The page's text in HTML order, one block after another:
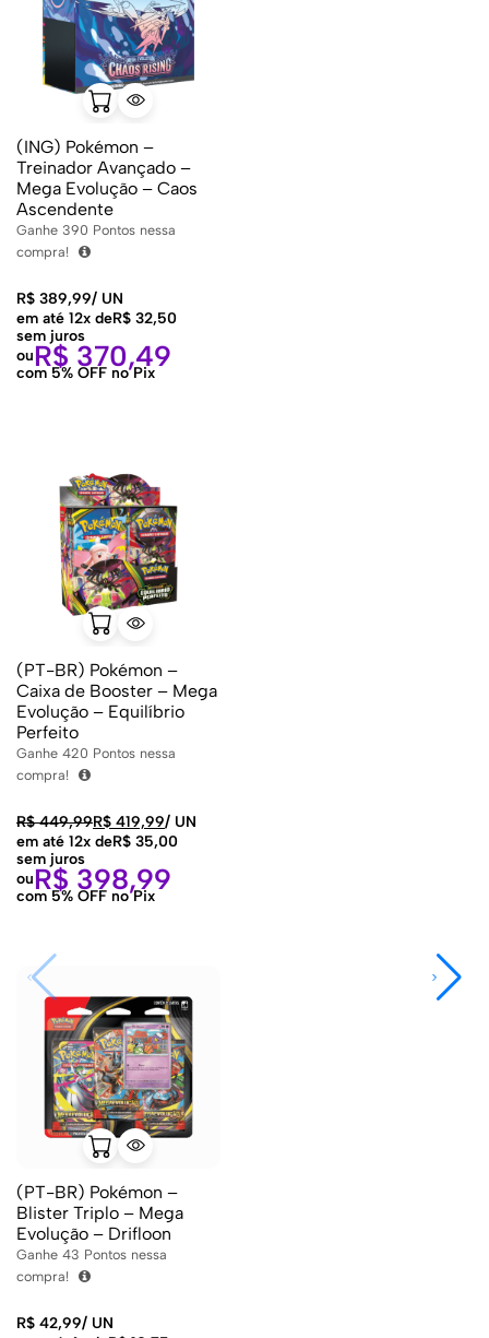
(ING) Pokémon –
Treinador Avançado –
Mega Evolução – Caos
Ascendente
Ganhe 390 Pontos nessa
compra!
R$ 389,99/ UN
em até 12x deR$ 32,50
sem juros
ouR$ 370,49
com 5% OFF no Pix
(PT-BR) Pokémon –
Caixa de Booster – Mega
Evolução – Equilíbrio
Perfeito
Ganhe 420 Pontos nessa
compra!
R$449,99R$ 419,99/ UN
em até 12x deR$ 35,00
sem juros
ouR$ 398,99
com 5% OFF no Pix
(PT-BR) Pokémon –
Blister Triplo – Mega
Evolução – Drifloon
Ganhe 43 Pontos nessa
compra!
R$ 42,99/ UN